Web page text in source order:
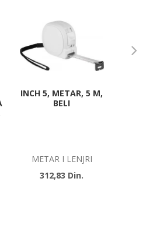
INCH 5, METAR, 5 M,
BELI
METAR I LENJRI
312,83 Din.